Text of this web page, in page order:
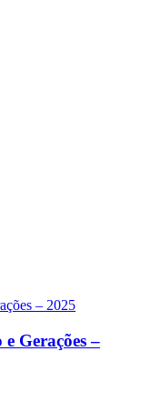
Gerações –